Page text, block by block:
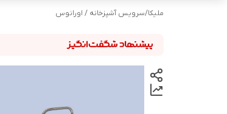
ملیکا/سرویس آشپزخانه / اورانوس